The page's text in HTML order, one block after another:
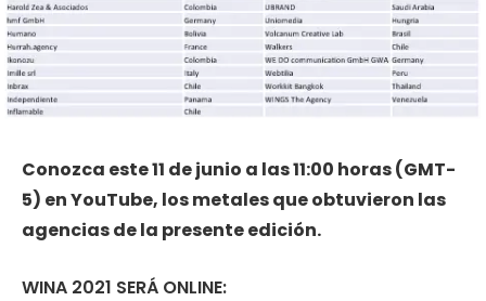
Conozca este 11 de junio a las 11:00 horas (GMT-
5) en YouTube, los metales que obtuvieron las
agencias de la presente edición.
WINA 2021 SERÁ ONLINE: